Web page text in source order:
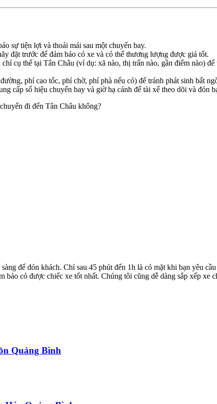
sự tiện lợi và thoải mái sau một chuyến bay.
đặt trước để đảm bảo có xe và có thể thương lượng được giá tốt.
cụ thể tại Tân Châu (ví dụ: xã nào, thị trấn nào, gần điểm nào)
phí cao tốc, phí chờ, phí phà nếu có) để tránh phát sinh bất
cấp số hiệu chuyến bay và giờ hạ cánh để tài xế theo dõi và đón
đi đến Tân Châu không?
để đón khách. Chỉ sau 45 phút đến 1h là có mặt khi bạn yêu
có được chiếc xe tốt nhất. Chúng tôi cũng dễ dàng sắp xếp xe
Quảng Bình